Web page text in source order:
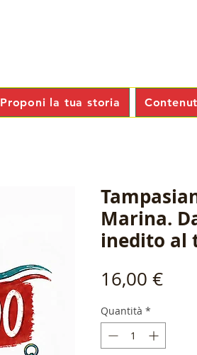
Marina.
inedito al
16,00 €
Quantità *
Proponi la tua storia